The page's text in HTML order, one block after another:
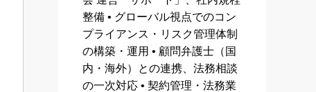
整備 • グローバル視点でのコン
プライアンス・リスク管理体制
の構築・運用 • 顧問弁護士（国
内・海外）との連携、法務相談
の一次対応 • 契約管理・法務業